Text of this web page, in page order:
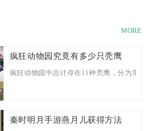
MORE
疯狂动物园究竟有多少只秃鹰
疯狂动物园中总计存在11种秃鹰，分为常
秦时明月手游燕月儿获得方法